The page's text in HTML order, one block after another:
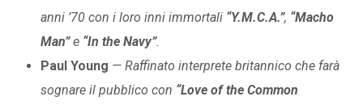
anni ’70 con i loro inni immortali “Y.M.C.A.”, “Macho
Man”e “In the Navy”.
Paul Young — Raffinato interprete britannico che farà
sognare il pubblico con “Love of the Common